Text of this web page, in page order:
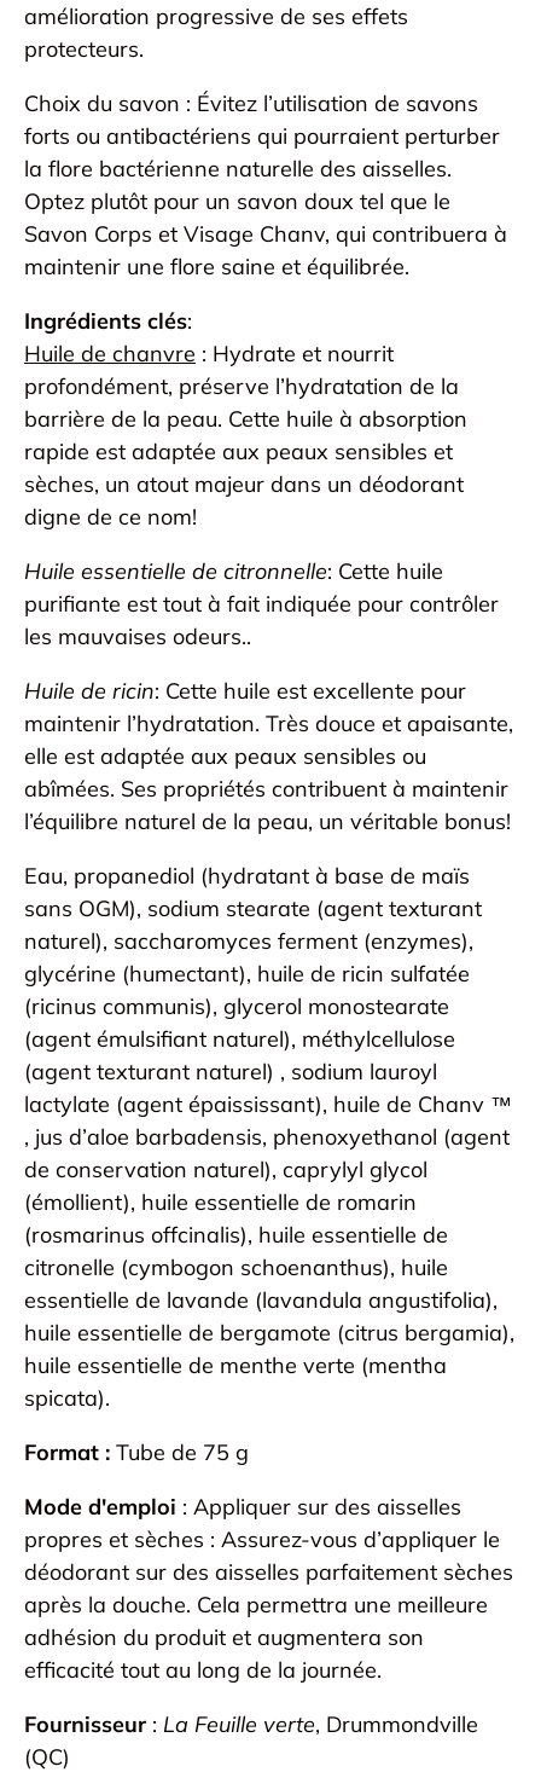
amélioration progressive de ses effets
protecteurs.
Choix du savon : Évitez l’utilisation de savons
forts ou antibactériens qui pourraient perturber
la flore bactérienne naturelle des aisselles.
Optez plutôt pour un savon doux tel que le
Savon Corps et Visage Chanv, qui contribuera à
maintenir une flore saine et équilibrée.
Ingrédients clés:
Huile de chanvre : Hydrate et nourrit
profondément, préserve l’hydratation de la
barrière de la peau. Cette huile à absorption
rapide est adaptée aux peaux sensibles et
sèches, un atout majeur dans un déodorant
digne de ce nom!
Huile essentielle de citronnelle: Cette huile
purifiante est tout à fait indiquée pour contrôler
les mauvaises odeurs..
Huile de ricin: Cette huile est excellente pour
maintenir l’hydratation. Très douce et apaisante,
elle est adaptée aux peaux sensibles ou
abîmées. Ses propriétés contribuent à maintenir
l’équilibre naturel de la peau, un véritable bonus!
Eau, propanediol (hydratant à base de maïs
sans OGM), sodium stearate (agent texturant
naturel), saccharomyces ferment (enzymes),
glycérine (humectant), huile de ricin sulfatée
(ricinus communis), glycerol monostearate
(agent émulsifiant naturel), méthylcellulose
(agent texturant naturel) , sodium lauroyl
lactylate (agent épaississant), huile de Chanv ™
, jus d’aloe barbadensis, phenoxyethanol (agent
de conservation naturel), caprylyl glycol
(émollient), huile essentielle de romarin
(rosmarinus offcinalis), huile essentielle de
citronelle (cymbogon schoenanthus), huile
essentielle de lavande (lavandula angustifolia),
huile essentielle de bergamote (citrus bergamia),
huile essentielle de menthe verte (mentha
spicata).
Format : Tube de 75 g
Mode d'emploi : Appliquer sur des aisselles
propres et sèches : Assurez-vous d’appliquer le
déodorant sur des aisselles parfaitement sèches
après la douche. Cela permettra une meilleure
adhésion du produit et augmentera son
efficacité tout au long de la journée.
Fournisseur : La Feuille verte, Drummondville
(QC)